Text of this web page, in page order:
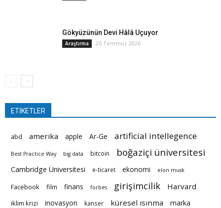
Gökyüzünün Devi Hâlâ Uçuyor
Araştırma 26 Temmuz 2026
ETİKETLER
abd amerika apple Ar-Ge artificial intellegence
Best Practice Way big data bitcoin boğaziçi üniversitesi
Cambridge Üniversitesi e-ticaret ekonomi elon musk
Facebook film finans forbes girişimcilik Harvard
iklim krizi inovasyon kanser küresel ısınma marka